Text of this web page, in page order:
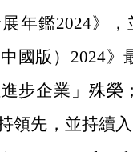
展年鑑2024》
中國版） 2024》
進步企業」殊榮
領先，並持續